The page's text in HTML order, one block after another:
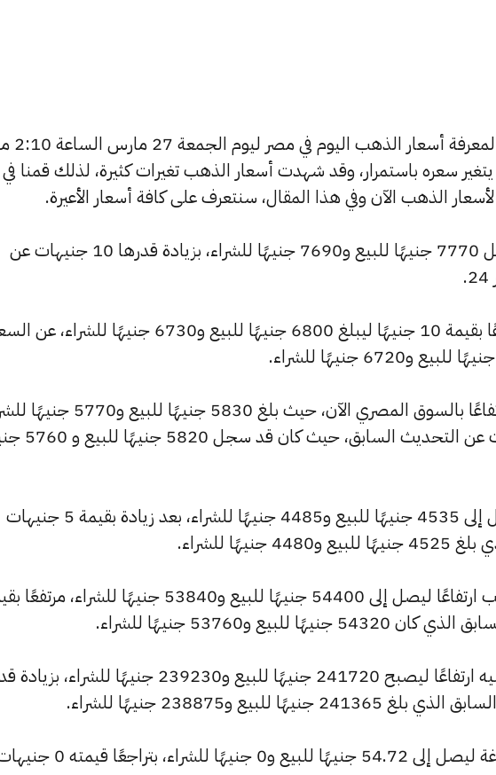
يسعى العديد
سعره باستمرار، وقد شهدت أسعار الذهب تغيرات كثيرة، لذلك قمنا
ارتفع سعر عيار 24 ليسجل 7770 جنيهًا للبيع و7690 جنيهًا للشراء، بزيادة قدرها 10 جنيهات عن
وشهد سعر عيار 21 ارتفاعًا بقيمة 10 جنيهًا ليبلغ 6800 جنيهًا للبيع و6730 جنيهًا للشراء،
كما شهد سعر عيار 18 ارتفاعًا بالسوق المصري الآن، حيث بلغ 5830 جنيهًا
مرتفعًا بمقدار 10 جنيهات عن التحديث
وارتفع سعر عيار 14 ليصل إلى 4535 جنيهًا للبيع و4485 جنيهًا للشراء، بعد زيادة بقيمة 5 جنيهات
للشراء.
وسجل سعر الجنيه الذهب ارتفاعًا ليصل إلى 54400 جنيهًا للبيع و53840 جنيهًا للشراء،
وشهد سعر الأونصة بالجنيه ارتفاعًا ليصبح 241720 جنيهًا للبيع و239230 جنيهًا
وانخفض سعر دولار الصاغة ليصل إلى 54.72 جنيهًا للبيع و0